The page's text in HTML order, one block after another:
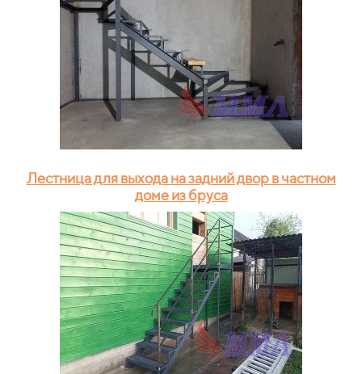
Лестница для выхода на задний двор в частном
доме из бруса